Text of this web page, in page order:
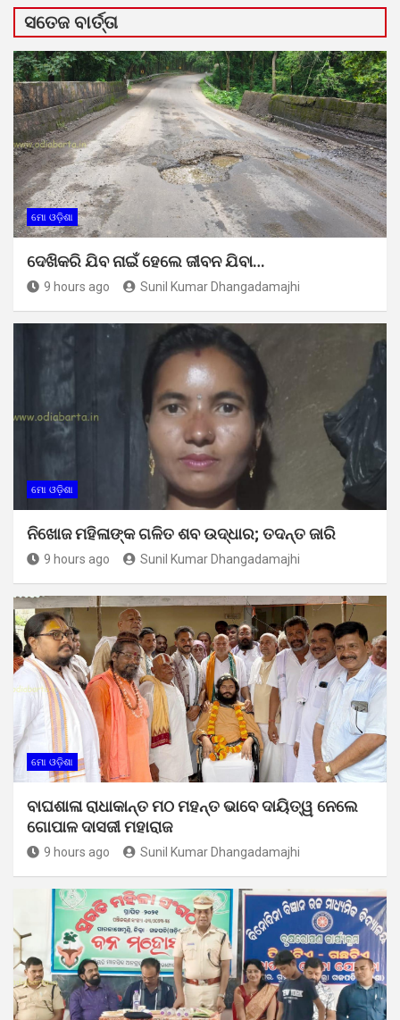
ସତେଜ ବାର୍ତ୍ତା
ମୋ ଓଡ଼ିଶା
ଦେଖିକରି ଯିବ ନାଇଁ ହେଲେ ଜୀବନ ଯିବା…
9 hours ago Sunil Kumar Dhangadamajhi
ମୋ ଓଡ଼ିଶା
ନିଖୋଜ ମହିଳାଙ୍କ ଗଳିତ ଶବ ଉଦ୍ଧାର; ତଦନ୍ତ ଜାରି
9 hours ago Sunil Kumar Dhangadamajhi
ମୋ ଓଡ଼ିଶା
ବାଘଶାଳା ରାଧାକାନ୍ତ ମଠ ମହନ୍ତ ଭାବେ ଦାୟିତ୍ୱ ନେଲେ
ଗୋପାଳ ଦାସଜୀ ମହାରାଜ
9 hours ago Sunil Kumar Dhangadamajhi